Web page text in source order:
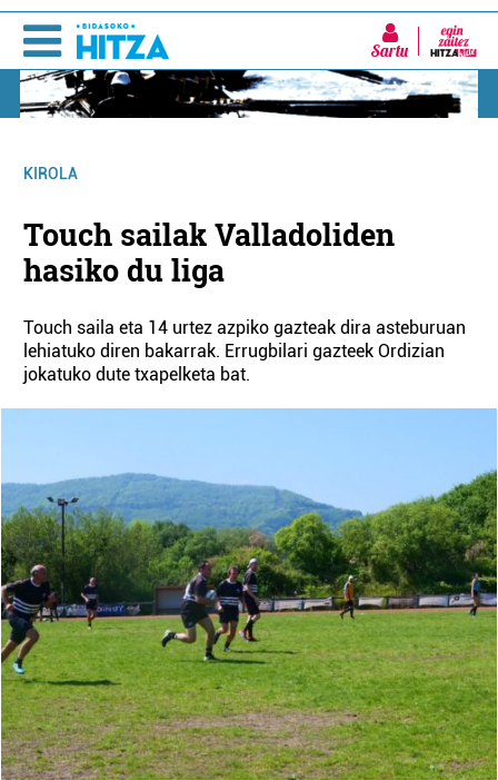
Sartu
KIROLA
Touch sailak Valladoliden
hasiko du liga
Touch saila eta 14 urtez azpiko gazteak dira asteburuan
lehiatuko diren bakarrak. Errugbilari gazteek Ordizian
jokatuko dute txapelketa bat.